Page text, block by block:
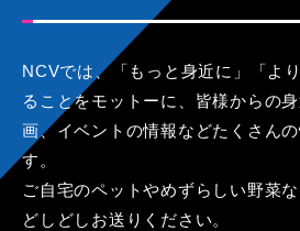
NCVでは、「もっと身近に」「よ
ることをモットーに、皆様からの
画、イベントの情報などたくさん
す。
ご自宅のペットやめずらしい野菜
どしどしお送りください。